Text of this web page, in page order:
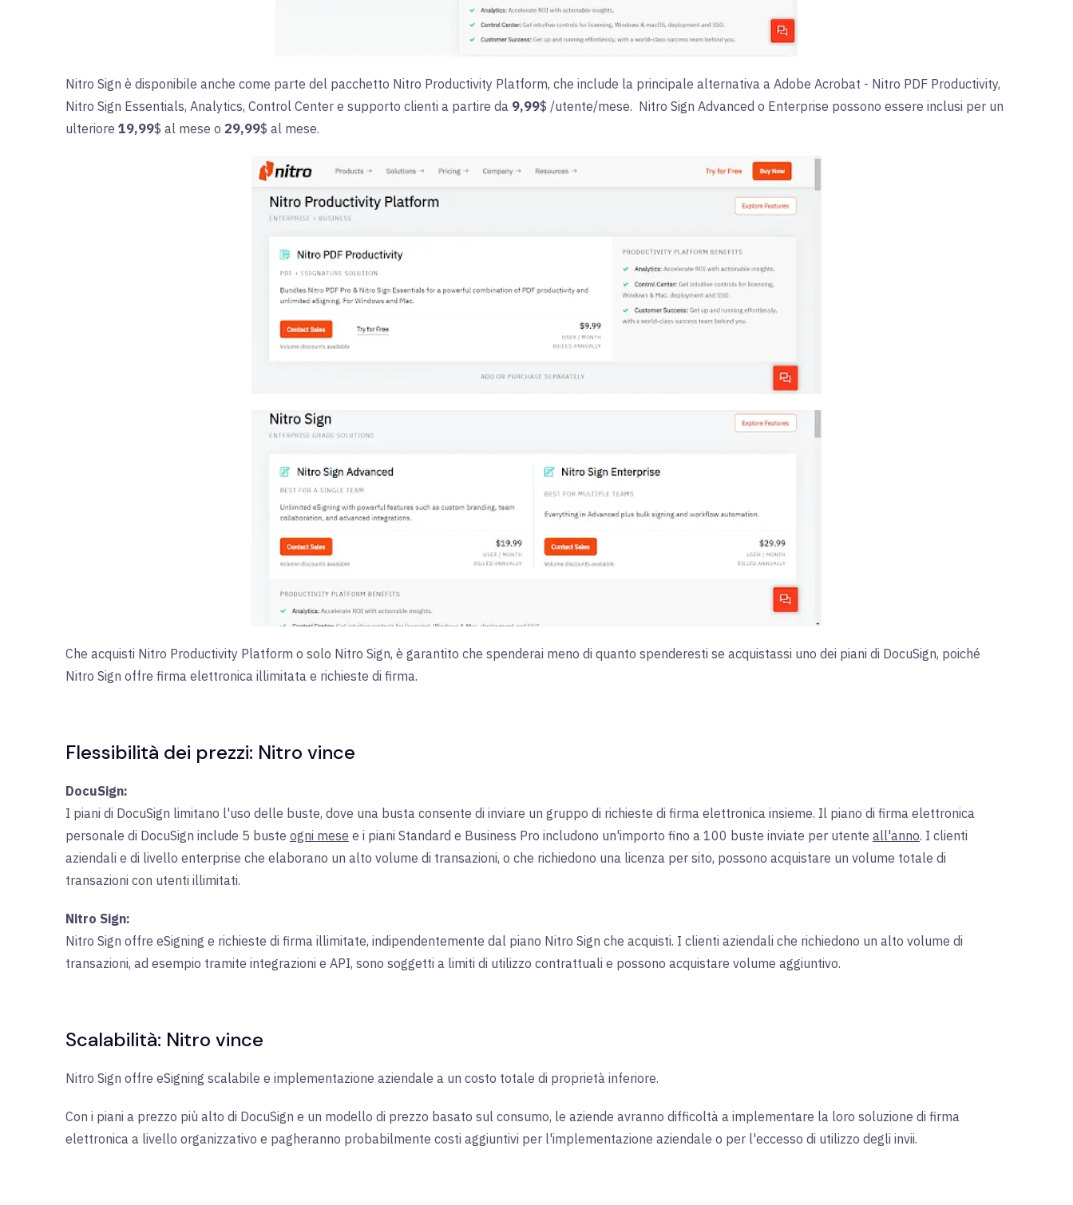
Nitro Sign è disponibile anche come parte del pacchetto Nitro Productivity Platform, che include la principale alternativa a Adobe Acrobat - Nitro PDF Productivity,
Nitro Sign Essentials, Analytics, Control Center e supporto clienti a partire da 9,99$ /utente/mese. Nitro Sign Advanced o Enterprise possono essere inclusi per un
ulteriore 19,99$ al mese o 29,99$ al mese.
Che acquisti Nitro Productivity Platform o solo Nitro Sign, è garantito che spenderai meno di quanto spenderesti se acquistassi uno dei piani di DocuSign, poiché
Nitro Sign offre firma elettronica illimitata e richieste di firma.
Flessibilità dei prezzi: Nitro vince
DocuSign:
I piani di DocuSign limitano l'uso delle buste, dove una busta consente di inviare un gruppo di richieste di firma elettronica insieme. Il piano di firma elettronica
personale di DocuSign include 5 buste ogni mese e i piani Standard e Business Pro includono un'importo fino a 100 buste inviate per utente all'anno. I clienti
aziendali e di livello enterprise che elaborano un alto volume di transazioni, o che richiedono una licenza per sito, possono acquistare un volume totale di
transazioni con utenti illimitati.
Nitro Sign:
Nitro Sign offre eSigning e richieste di firma illimitate, indipendentemente dal piano Nitro Sign che acquisti. I clienti aziendali che richiedono un alto volume di
transazioni, ad esempio tramite integrazioni e API, sono soggetti a limiti di utilizzo contrattuali e possono acquistare volume aggiuntivo.
Scalabilità: Nitro vince
Nitro Sign offre eSigning scalabile e implementazione aziendale a un costo totale di proprietà inferiore.
Con i piani a prezzo più alto di DocuSign e un modello di prezzo basato sul consumo, le aziende avranno difficoltà a implementare la loro soluzione di firma
elettronica a livello organizzativo e pagheranno probabilmente costi aggiuntivi per l'implementazione aziendale o per l'eccesso di utilizzo degli invii.